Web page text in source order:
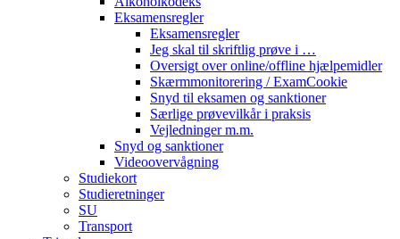
Eksamensregler
Eksamensregler
Jeg skal til skriftlig prøve i …
Oversigt over online/offline hjælpemidler
Skærmmonitorering / ExamCookie
Snyd til eksamen og sanktioner
Særlige prøvevilkår i praksis
Vejledninger m.m.
Snyd og sanktioner
Videoovervågning
Studiekort
Studieretninger
SU
Transport